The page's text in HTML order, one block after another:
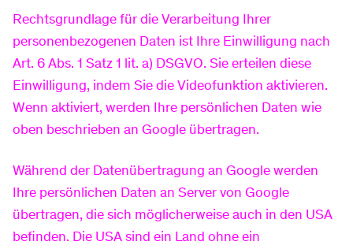
Die Datenschutzerklärung von Google finden Sie
unter folgendem Link:
https://www.google.com/policies/privacy.
Rechtsgrundlage für die Verarbeitung der
Abs. 1 lit. a DSGVO. Rechtsgrundlage für das
Setzen dieses Cookies ist Ihre Einwilligung nach §
25 Abs. 1 S. 1 TDDDG, die Sie uns durch Ihre
Auswahl im Cookie-Banner oder in unserem
Rechtsgrundlage für die Verarbeitung Ihrer
personenbezogenen Daten ist Ihre Einwilligung nach
Art. 6 Abs. 1 Satz 1 lit. a) DSGVO. Sie erteilen diese
Einwilligung, indem Sie die Videofunktion aktivieren.
Wenn aktiviert, werden Ihre persönlichen Daten wie
oben beschrieben an Google übertragen.
Während der Datenübertragung an Google werden
Ihre persönlichen Daten an Server von Google
übertragen, die sich möglicherweise auch in den USA
befinden. Die USA sind ein Land ohne ein